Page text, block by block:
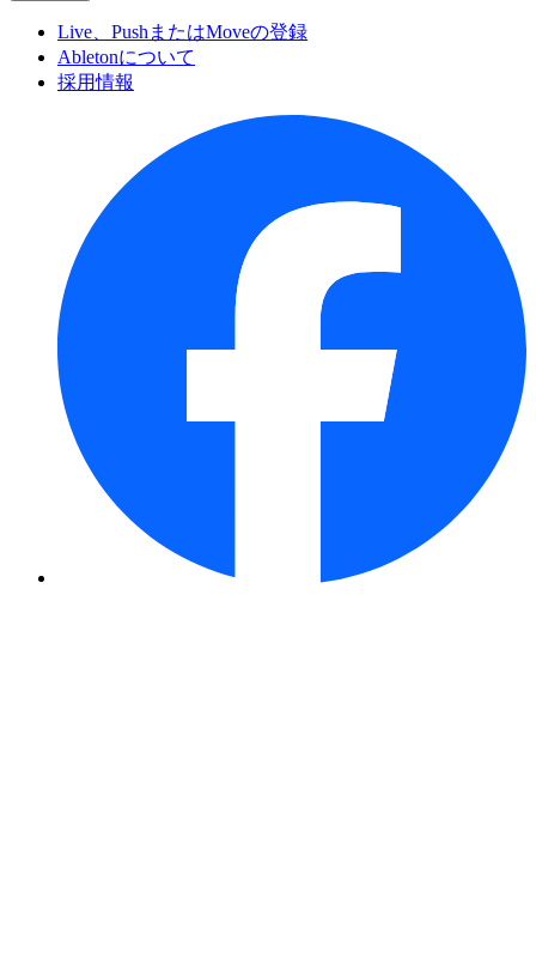
Live、PushまたはMoveの登録
Abletonについて
採用情報